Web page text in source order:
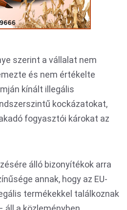
szerint a vállalat nem
és nem értékelte
kínált illegális
kockázatokat,
fogyasztói károkat az
álló bizonyítékok arra
annak, hogy az EU-
termékekkel találkoznak